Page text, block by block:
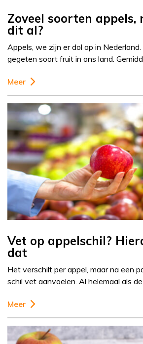
Zoveel soorten
dit al?
Appels, we zijn er dol op in
gegeten soort fruit in ons land.
Meer
Vet op appelschil?
dat
Het verschilt per appel, maar na een
schil vet aanvoelen. Al helemaal als
Meer